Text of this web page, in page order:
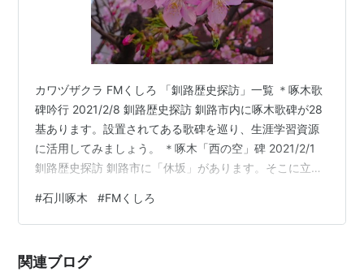
カワヅザクラ FMくしろ 「釧路歴史探訪」一覧 ＊啄木歌
碑吟行 2021/2/8 釧路歴史探訪 釧路市内に啄木歌碑が28
基あります。設置されてある歌碑を巡り、生涯学習資源
に活用してみましょう。 ＊啄木「西の空」碑 2021/2/1
釧路歴史探訪 釧路市に「休坂」があります。そこに立つ
史探訪 わが釧路市には数多くの歌碑があります。市内の
碑をめぐり歩くツアーです。 （「釧路歴史探訪」FMくし
FMくしろ
#石川啄木 #FMくしろ
関連ブログ